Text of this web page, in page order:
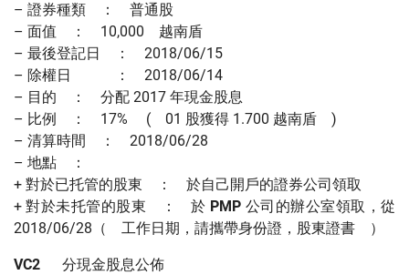
– 證券種類 ： 普通股
– 面值 ： 10,000 越南盾
– 最後登記日 ： 2018/06/15
– 除權日 ： 2018/06/14
– 目的 ： 分配 2017 年現金股息
– 比例 ： 17% ( 01 股獲得 1.700 越南盾 )
– 清算時間 ： 2018/06/28
– 地點 ：
+ 對於已托管的股東 ： 於自己開戶的證券公司領取
+ 對於未托管的股東 ： 於 PMP 公司的辦公室領取，從
2018/06/28（ 工作日期，請攜帶身份證，股東證書 ）
VC2 分現金股息公佈